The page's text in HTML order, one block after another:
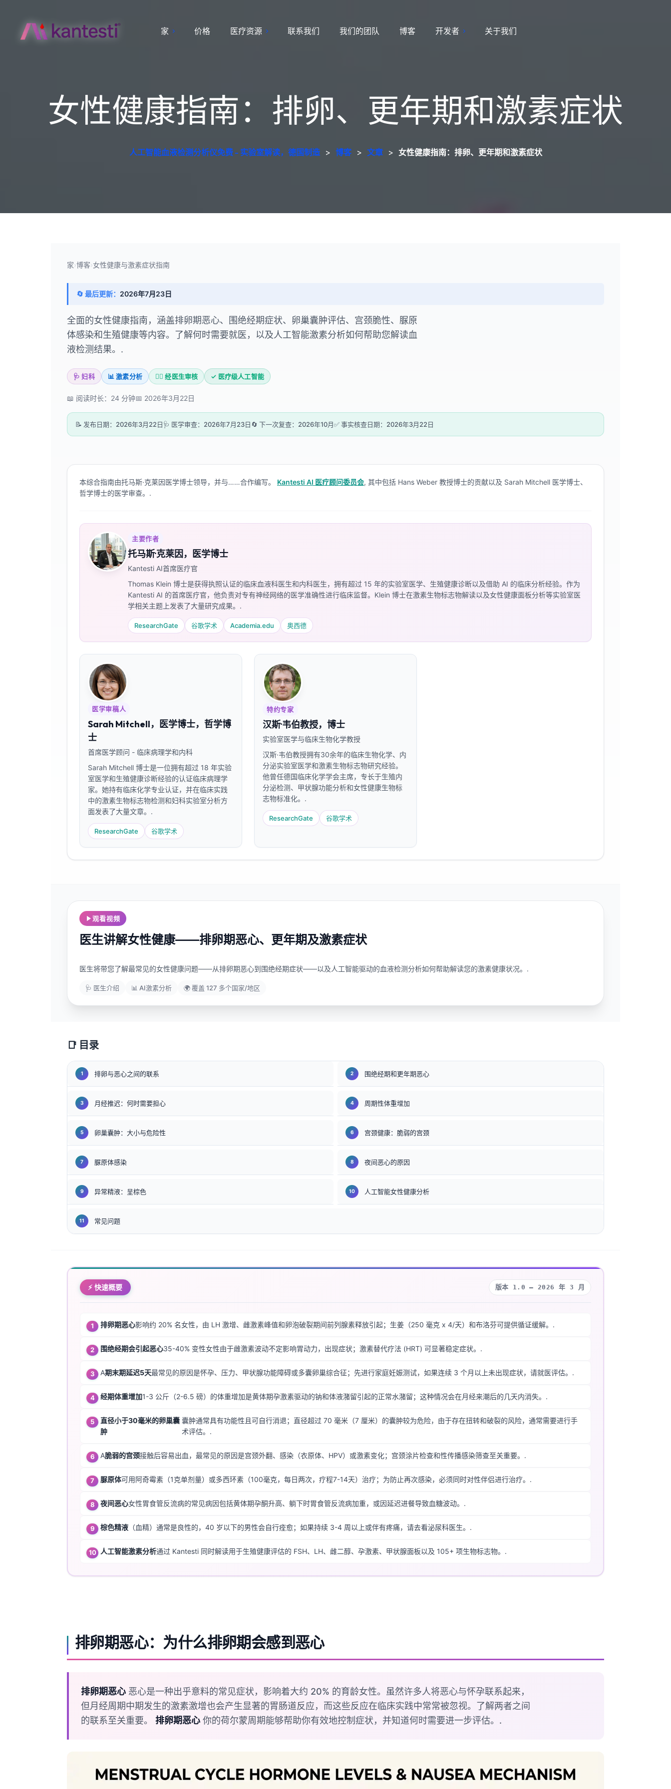
家 价格 医疗资源 联系我们 我们的团队 博客 开发者 关于我们
女性健康指南：排卵、更年期和激素症状
人工智能血液检测分析仪免费 - 实验室解读，德国制造 > 博客 > 文章 > 女性健康指南：排卵、更年期和激素症状
家›博客›女性健康与激素症状指南
🔄 最后更新： 2026年7月23日
全面的女性健康指南，涵盖排卵期恶心、围绝经期症状、卵巢囊肿评估、宫颈脆性、脲原
体感染和生殖健康等内容。了解何时需要就医，以及人工智能激素分析如何帮助您解读血
液检测结果。.
🩺 妇科 📊 激素分析 👨‍⚕️ 经医生审核 ✓ 医疗级人工智能
📖 阅读时长：24 分钟📅 2026年3月22日
📝 发布日期：2026年3月22日🩺 医学审查：2026年7月23日🔄 下一次复查：2026年10月✅ 事实核查日期：2026年3月22日
本综合指南由托马斯·克莱因医学博士领导，并与……合作编写。 Kantesti AI 医疗顾问委员会, 其中包括 Hans Weber 教授博士的贡献以及 Sarah Mitchell 医学博士、
哲学博士的医学审查。.
主要作者
托马斯·克莱因，医学博士
Kantesti AI首席医疗官
Thomas Klein 博士是获得执照认证的临床血液科医生和内科医生，拥有超过 15 年的实验室医学、生殖健康诊断以及借助 AI 的临床分析经验。作为
Kantesti AI 的首席医疗官，他负责对专有神经网络的医学准确性进行临床监督。Klein 博士在激素生物标志物解读以及女性健康面板分析等实验室医
学相关主题上发表了大量研究成果。.
ResearchGate 谷歌学术 Academia.edu 奥西德
医学审稿人
Sarah Mitchell，医学博士，哲学博
士
首席医学顾问 - 临床病理学和内科
Sarah Mitchell 博士是一位拥有超过 18 年实验
室医学和生殖健康诊断经验的认证临床病理学
家。她持有临床化学专业认证，并在临床实践
中的激素生物标志物检测和妇科实验室分析方
面发表了大量文章。.
ResearchGate 谷歌学术
特约专家
汉斯·韦伯教授，博士
实验室医学与临床生物化学教授
汉斯·韦伯教授拥有30余年的临床生物化学、内
分泌实验室医学和激素生物标志物研究经验。
他曾任德国临床化学学会主席，专长于生殖内
分泌检测、甲状腺功能分析和女性健康生物标
志物标准化。.
ResearchGate 谷歌学术
观看视频
医生讲解女性健康——排卵期恶心、更年期及激素症状
医生将带您了解最常见的女性健康问题——从排卵期恶心到围绝经期症状——以及人工智能驱动的血液检测分析如何帮助解读您的激素健康状况。.
🩺 医生介绍 📊 AI激素分析 🌍 覆盖 127 多个国家/地区
📑 目录
排卵与恶心之间的联系 围绝经期和更年期恶心
月经推迟：何时需要担心 周期性体重增加
卵巢囊肿：大小与危险性 宫颈健康：脆弱的宫颈
脲原体感染 夜间恶心的原因
异常精液：呈棕色 人工智能女性健康分析
常见问题
⚡ 快速概要 版本 1.0 — 2026 年 3 月
排卵期恶心影响约 20% 名女性，由 LH 激增、雌激素峰值和卵泡破裂期间前列腺素释放引起；生姜（250 毫克 x 4/天）和布洛芬可提供循证缓解。.
围绝经期会引起恶心35-40% 变性女性由于雌激素波动不定影响胃动力，出现症状；激素替代疗法 (HRT) 可显著稳定症状。.
A期末期延迟5天最常见的原因是怀孕、压力、甲状腺功能障碍或多囊卵巢综合征；先进行家庭妊娠测试，如果连续 3 个月以上未出现症状，请就医评估。.
经期体重增加1-3 公斤（2-6.5 磅）的体重增加是黄体期孕激素驱动的钠和体液潴留引起的正常水潴留；这种情况会在月经来潮后的几天内消失。.
直径小于30毫米的卵巢囊
肿
囊肿通常具有功能性且可自行消退；直径超过 70 毫米（7 厘米）的囊肿较为危险，由于存在扭转和破裂的风险，通常需要进行手
术评估。.
A脆弱的宫颈接触后容易出血，最常见的原因是宫颈外翻、感染（衣原体、HPV）或激素变化；宫颈涂片检查和性传播感染筛查至关重要。.
脲原体可用阿奇霉素（1克单剂量）或多西环素（100毫克，每日两次，疗程7-14天）治疗；为防止再次感染，必须同时对性伴侣进行治疗。.
夜间恶心女性胃食管反流病的常见病因包括黄体期孕酮升高、躺下时胃食管反流病加重，或因延迟进餐导致血糖波动。.
棕色精液 （血精）通常是良性的，40 岁以下的男性会自行痊愈；如果持续 3-4 周以上或伴有疼痛，请去看泌尿科医生。.
人工智能激素分析通过 Kantesti 同时解读用于生殖健康评估的 FSH、LH、雌二醇、孕激素、甲状腺面板以及 105+ 项生物标志物。.
排卵期恶心：为什么排卵期会感到恶心
排卵期恶心 恶心是一种出乎意料的常见症状，影响着大约 20% 的育龄女性。虽然许多人将恶心与怀孕联系起来，
但月经周期中期发生的激素激增也会产生显著的胃肠道反应，而这些反应在临床实践中常常被忽视。了解两者之间
的联系至关重要。 排卵期恶心 你的荷尔蒙周期能够帮助你有效地控制症状，并知道何时需要进一步评估。.
ქართული
한국어
Slovenščina
Shqip
বাংলা
ಕನ್ನಡ
മലയാളം
Tiếng Việt
Tagalog
ไทย
ភាសាខ្មែរ
Kiswahili
አማርኛ
Українська
Català
Қазақ тілі
Slovenčina
كوردی‎
سنڌي
සිංහල
Galego
Latviešu valoda
Euskara
Gàidhlig
Occitan
العربية المغربية
Afrikaans
Cebuano
ئۇيغۇرچە
Кыргызча
Беларуская мова
Esperanto